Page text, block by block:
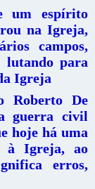
um espírito
na Igreja,
campos,
lutando para
Igreja
Roberto De
guerra civil
hoje há uma
à Igreja, ao
erros,